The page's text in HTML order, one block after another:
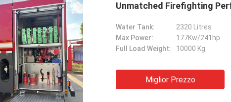
Unmatched Firefighting
Water Tank:
2320 Litres
Max Power:
177Kw/241hp
Full Load Weight:
10000 Kg
Miglior Prezzo